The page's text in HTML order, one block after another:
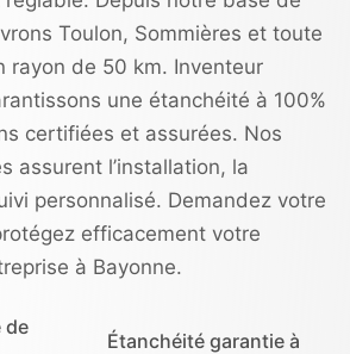
Toulon, Sommières et toute
rayon de 50 km. Inventeur
une étanchéité à 100%
certifiées et assurées. Nos
assurent l’installation, la
personnalisé. Demandez votre
efficacement votre
à Bayonne.
de
Étanchéité garantie à